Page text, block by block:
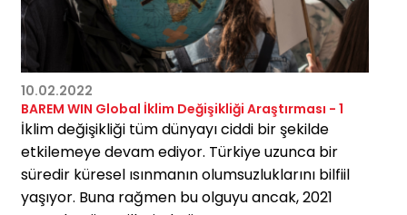
10.02.2022
BAREM WIN Global İklim Değişikliği Araştırması - 1
İklim değişikliği tüm dünyayı ciddi bir şekilde
etkilemeye devam ediyor. Türkiye uzunca bir
süredir küresel ısınmanın olumsuzluklarını bilfiil
yaşıyor. Buna rağmen bu olguyu ancak, 2021